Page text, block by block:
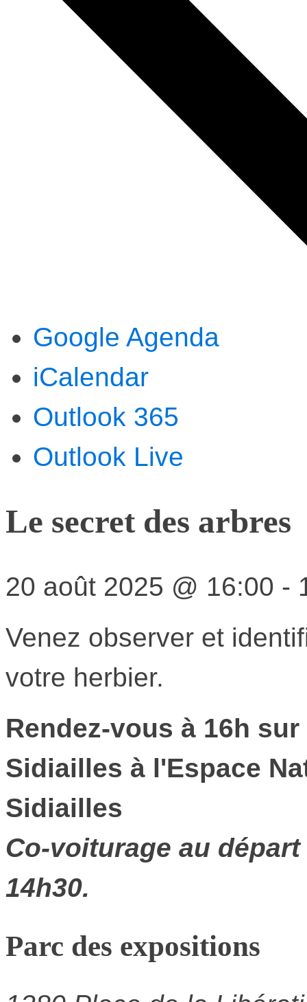
Google Agenda
iCalendar
Outlook 365
Outlook Live
Le secret des arbres
20 août 2025 @ 16:00 -
Venez observer et
votre herbier.
Rendez-vous à 16h
Sidiailles à l'Espace
Sidiailles
Co-voiturage au
14h30.
Parc des expositions